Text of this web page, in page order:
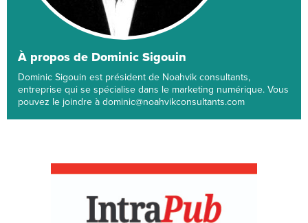
À propos de Dominic Sigouin
Dominic Sigouin est président de Noahvik consultants,
entreprise qui se spécialise dans le marketing numérique. Vous
pouvez le joindre à dominic@noahvikconsultants.com